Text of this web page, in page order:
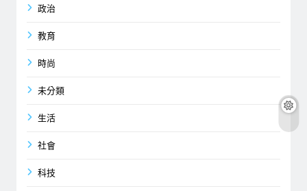
政治
教育
時尚
未分類
生活
社會
科技